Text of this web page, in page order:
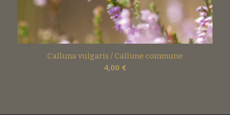
Calluna vulgaris / Callune commune
4,00 €